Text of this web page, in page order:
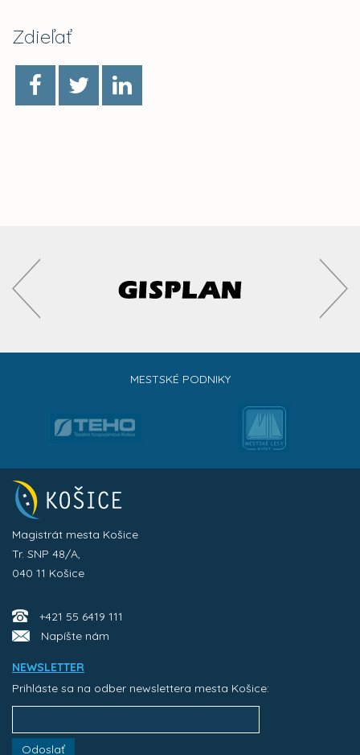
Zdieľať
MESTSKÉ PODNIKY
Magistrát mesta Košice
Tr. SNP 48/A,
040 11 Košice
+421 55 6419 111
Napíšte nám
NEWSLETTER
Prihláste sa na odber newslettera mesta Košice:
Odoslať